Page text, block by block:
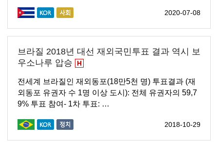
2020-07-08
브라질 2018년 대선 재외국민투표 결과 역시 보
우소나루 압승
전세계 브라질인 재외동포(18만5천 명) 투표결과 (재
외동포 유권자 수 1명 이상 도시): 전체 유권자의 59,7
9% 투표 참여- 1차 투표: …
2018-10-29